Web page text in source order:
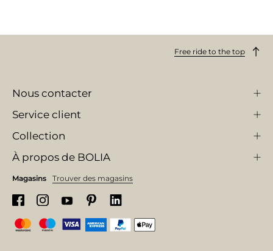
Free ride to the top
Nous contacter
Service client
Collection
À propos de BOLIA
Magasins Trouver des magasins